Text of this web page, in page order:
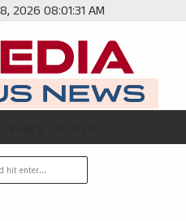
2026 08:01:33 AM